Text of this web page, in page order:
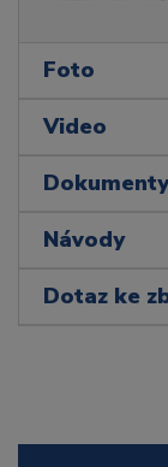
Foto
Video
Dokumenty
Návody
Dotaz ke